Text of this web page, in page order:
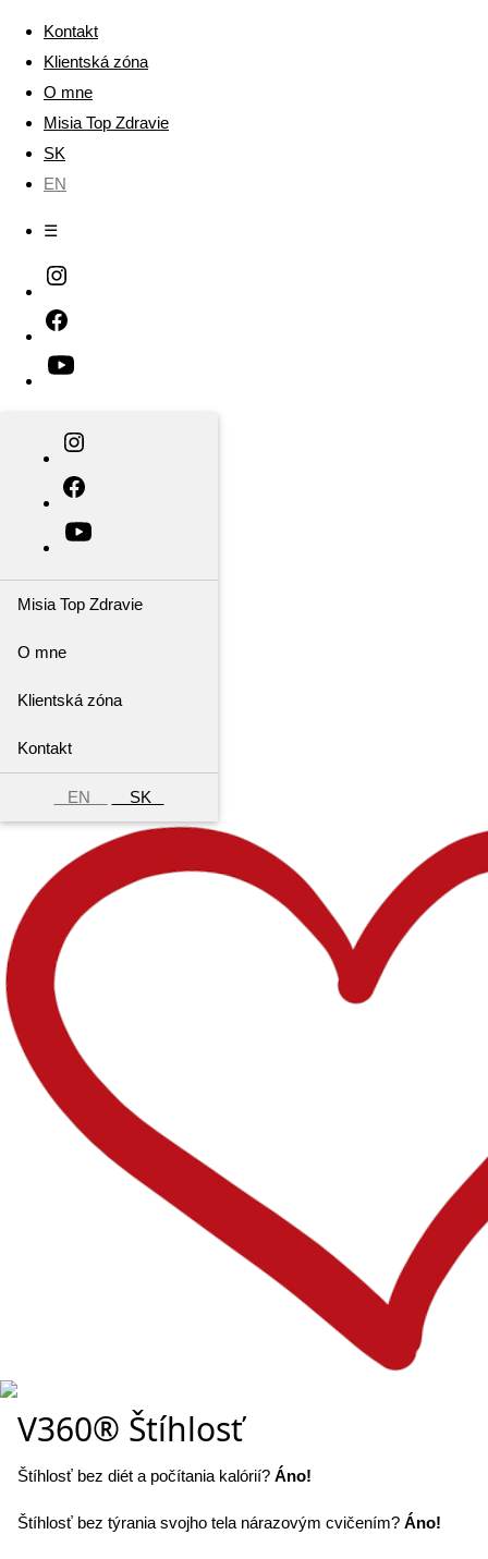
Kontakt
Klientská zóna
O mne
Misia Top Zdravie
SK
EN
☰
Misia Top Zdravie
O mne
Klientská zóna
Kontakt
EN SK
V360® Štíhlosť
Štíhlosť bez diét a počítania kalórií? Áno!
Štíhlosť bez týrania svojho tela nárazovým cvičením? Áno!